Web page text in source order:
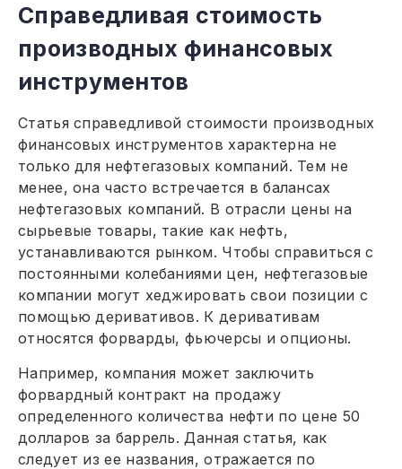
Справедливая стоимость
производных финансовых
инструментов
Статья справедливой стоимости производных
финансовых инструментов характерна не
только для нефтегазовых компаний. Тем не
менее, она часто встречается в балансах
нефтегазовых компаний. В отрасли цены на
сырьевые товары, такие как нефть,
устанавливаются рынком. Чтобы справиться с
постоянными колебаниями цен, нефтегазовые
компании могут хеджировать свои позиции с
помощью деривативов. К деривативам
относятся форварды, фьючерсы и опционы.
Например, компания может заключить
форвардный контракт на продажу
определенного количества нефти по цене 50
долларов за баррель. Данная статья, как
следует из ее названия, отражается по